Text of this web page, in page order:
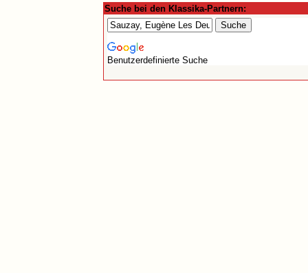
Suche bei den Klassika-Partnern:
Benutzerdefinierte Suche